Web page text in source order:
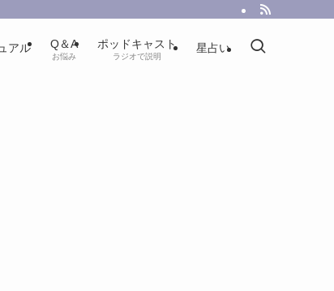
アル Q＆A
お悩み
ポッドキャスト
ラジオで説明
星占い